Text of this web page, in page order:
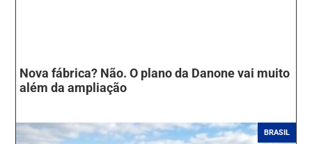
Nova fábrica? Não. O plano da Danone vai muito
além da ampliação
BRASIL